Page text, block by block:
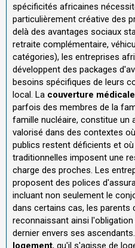
spécificités africaines
particulièrement créative des
delà des avantages sociaux
retraite complémentaire,
catégories), les entreprises
développent des packages
besoins spécifiques de leurs
local. La couverture
parfois des membres de la
famille nucléaire, constitue un
valorisé dans des contextes
publics restent déficients et
traditionnelles imposent une
charge des proches. Les
proposent des polices
incluant non seulement le
dans certains cas, les parents
reconnaissant ainsi
dernier envers ses
logement, qu'il s'agisse de